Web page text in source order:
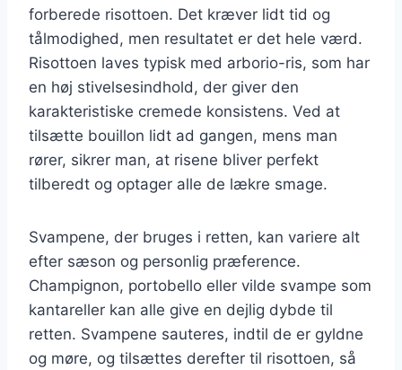
forberede risottoen. Det kræver lidt tid og
tålmodighed, men resultatet er det hele værd.
Risottoen laves typisk med arborio-ris, som har
en høj stivelsesindhold, der giver den
karakteristiske cremede konsistens. Ved at
tilsætte bouillon lidt ad gangen, mens man
rører, sikrer man, at risene bliver perfekt
tilberedt og optager alle de lækre smage.
Svampene, der bruges i retten, kan variere alt
efter sæson og personlig præference.
Champignon, portobello eller vilde svampe som
kantareller kan alle give en dejlig dybde til
retten. Svampene sauteres, indtil de er gyldne
og møre, og tilsættes derefter til risottoen, så